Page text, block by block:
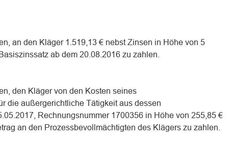
an den Kläger 1.519,13 € nebst Zinsen in Höhe von 5
ab dem 20.08.2016 zu zahlen.
den Kläger von den Kosten seines
die außergerichtliche Tätigkeit aus dessen
Rechnungsnummer 1700356 in Höhe von 255,85 €
an den Prozessbevollmächtigten des Klägers zu zahlen.